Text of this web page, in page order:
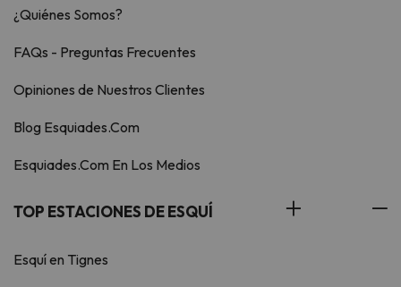
¿Quiénes Somos?
FAQs - Preguntas Frecuentes
Opiniones de Nuestros Clientes
Blog Esquiades.Com
Esquiades.Com En Los Medios
TOP ESTACIONES DE ESQUÍ
Esquí en Tignes